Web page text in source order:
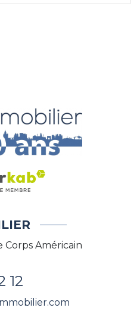
Corps Américain
12